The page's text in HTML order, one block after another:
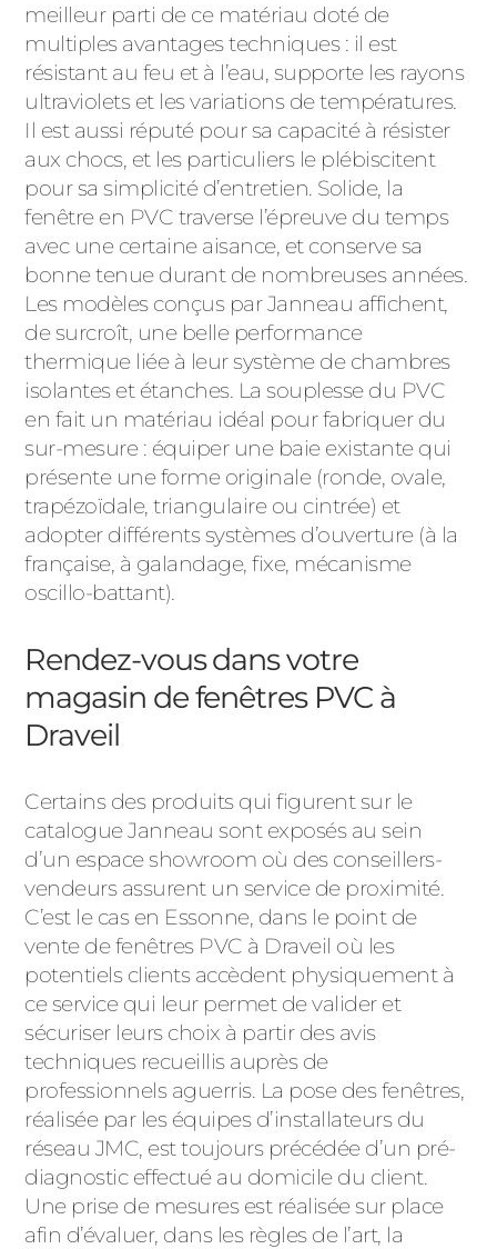
meilleur parti de ce matériau doté de
multiples avantages techniques : il est
résistant au feu et à l’eau, supporte les rayons
ultraviolets et les variations de températures.
Il est aussi réputé pour sa capacité à résister
aux chocs, et les particuliers le plébiscitent
pour sa simplicité d’entretien. Solide, la
fenêtre en PVC traverse l’épreuve du temps
avec une certaine aisance, et conserve sa
bonne tenue durant de nombreuses années.
Les modèles conçus par Janneau affichent,
de surcroît, une belle performance
thermique liée à leur système de chambres
isolantes et étanches. La souplesse du PVC
en fait un matériau idéal pour fabriquer du
sur-mesure : équiper une baie existante qui
présente une forme originale (ronde, ovale,
trapézoïdale, triangulaire ou cintrée) et
adopter différents systèmes d’ouverture (à la
française, à galandage, fixe, mécanisme
oscillo-battant).
Rendez-vous dans votre
magasin de fenêtres PVC à
Draveil
Certains des produits qui figurent sur le
catalogue Janneau sont exposés au sein
d’un espace showroom où des conseillers-
vendeurs assurent un service de proximité.
C’est le cas en Essonne, dans le point de
vente de fenêtres PVC à Draveil où les
potentiels clients accèdent physiquement à
ce service qui leur permet de valider et
sécuriser leurs choix à partir des avis
techniques recueillis auprès de
professionnels aguerris. La pose des fenêtres,
réalisée par les équipes d’installateurs du
réseau JMC, est toujours précédée d’un pré-
diagnostic effectué au domicile du client.
Une prise de mesures est réalisée sur place
afin d’évaluer, dans les règles de l’art, la